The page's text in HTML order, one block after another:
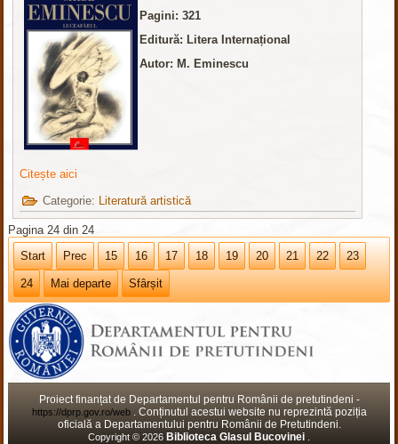
Pagini: 321
Editură: Litera Internațional
Autor: M. Eminescu
Citește aici
Categorie:
Literatură artistică
Pagina 24 din 24
Start
Prec 15 16 17 18 19 20 21 22 23
24 Mai departe Sfârșit
Proiect finanțat de Departamentul pentru Românii de pretutindeni -
https://dprp.gov.ro/web
. Conținutul acestui website nu reprezintă poziția
oficială a Departamentului pentru Românii de Pretutindeni.
Copyright © 2026 Biblioteca Glasul Bucovinei